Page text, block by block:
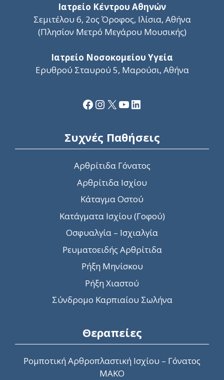
Ιατρείο Κέντρου Αθηνών
Σεμιτέλου 6, 2ος Όροφος, Ιλίσια, Αθήνα
(Πλησίον Μετρό Μεγάρου Μουσικής)
Ιατρείο Νοσοκομείου Υγεία
Ερυθρού Σταυρού 5, Μαρούσι, Αθήνα
Facebook
Instagram
X YouTube
Linkedin
Συχνές Παθήσεις
Αρθρίτιδα Γόνατος
Αρθρίτιδα Ισχίου
Κάταγμα Οστού
Κατάγματα Ισχίου (Γοφού)
Οσφυαλγία – Ισχιαλγία
Ρευματοειδής Αρθρίτιδα
Ρήξη Μηνίσκου
Ρήξη Χιαστού
Σύνδρομο Καρπιαίου Σωλήνα
Θεραπείες
Ρομποτική Αρθροπλαστική Ισχίου – Γόνατος
MAKO